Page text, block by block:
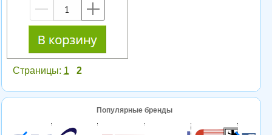
—
Страницы: 1 2
Популярные бренды